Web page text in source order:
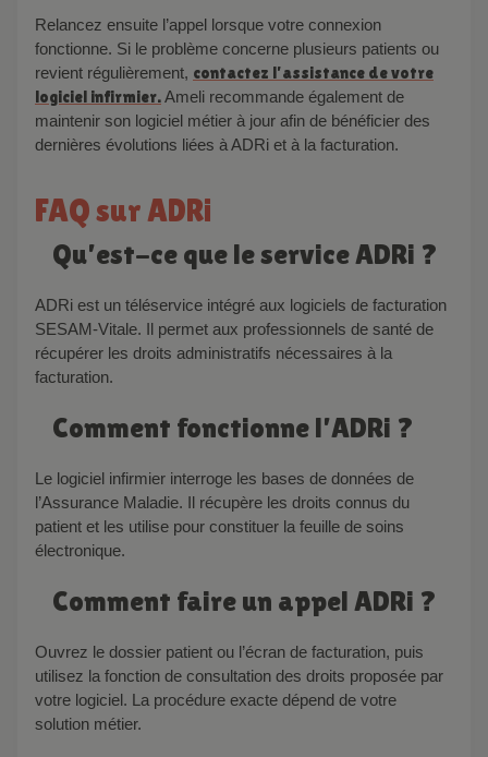
Relancez ensuite l’appel lorsque votre connexion
fonctionne. Si le problème concerne plusieurs patients ou
revient régulièrement, contactez l’assistance de votre
logiciel infirmier.Ameli recommande également de
maintenir son logiciel métier à jour afin de bénéficier des
dernières évolutions liées à ADRi et à la facturation.
FAQ sur ADRi
Qu’est-ce que le service ADRi ?
ADRi est un téléservice intégré aux logiciels de facturation
SESAM-Vitale. Il permet aux professionnels de santé de
récupérer les droits administratifs nécessaires à la
facturation.
Comment fonctionne l’ADRi ?
Le logiciel infirmier interroge les bases de données de
l’Assurance Maladie. Il récupère les droits connus du
patient et les utilise pour constituer la feuille de soins
électronique.
Comment faire un appel ADRi ?
Ouvrez le dossier patient ou l’écran de facturation, puis
utilisez la fonction de consultation des droits proposée par
votre logiciel. La procédure exacte dépend de votre
solution métier.